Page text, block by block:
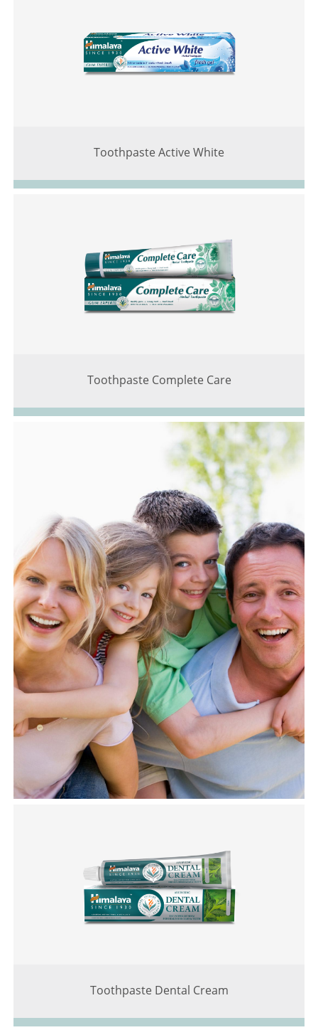
Toothpaste Active White
Toothpaste Complete Care
Toothpaste Dental Cream